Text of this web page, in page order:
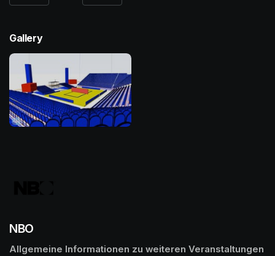
Gallery
NBO
Allgemeine Informationen zu weiteren Veranstaltungen